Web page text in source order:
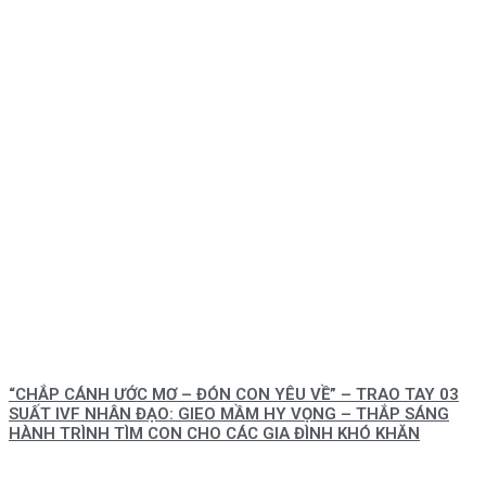
“CHẮP CÁNH ƯỚC MƠ – ĐÓN CON YÊU VỀ” – TRAO TAY 03
SUẤT IVF NHÂN ĐẠO: GIEO MẦM HY VỌNG – THẮP SÁNG
HÀNH TRÌNH TÌM CON CHO CÁC GIA ĐÌNH KHÓ KHĂN